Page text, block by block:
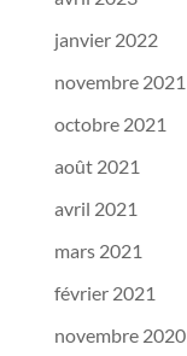
janvier 2022
novembre 2021
octobre 2021
août 2021
avril 2021
mars 2021
février 2021
novembre 2020